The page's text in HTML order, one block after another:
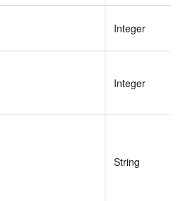
Integer
Integer
String